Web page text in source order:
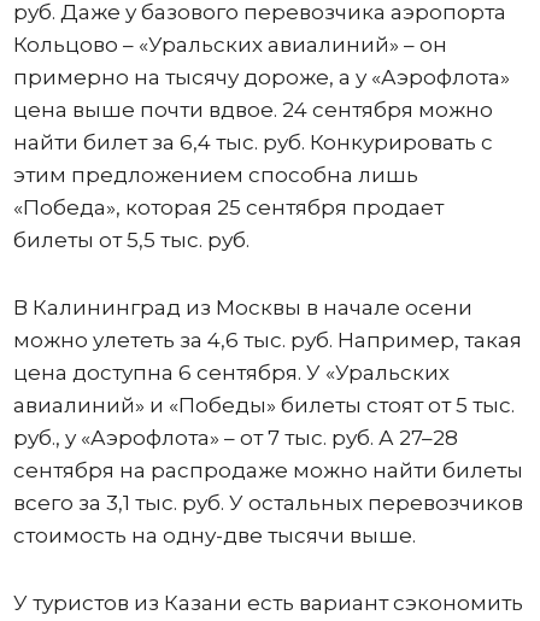
руб. Даже у базового перевозчика аэропорта
Кольцово – «Уральских авиалиний» – он
примерно на тысячу дороже, а у «Аэрофлота»
цена выше почти вдвое. 24 сентября можно
найти билет за 6,4 тыс. руб. Конкурировать с
этим предложением способна лишь
«Победа», которая 25 сентября продает
билеты от 5,5 тыс. руб.
В Калининград из Москвы в начале осени
можно улететь за 4,6 тыс. руб. Например, такая
цена доступна 6 сентября. У «Уральских
авиалиний» и «Победы» билеты стоят от 5 тыс.
руб., у «Аэрофлота» – от 7 тыс. руб. А 27–28
сентября на распродаже можно найти билеты
всего за 3,1 тыс. руб. У остальных перевозчиков
стоимость на одну-две тысячи выше.
У туристов из Казани есть вариант сэкономить